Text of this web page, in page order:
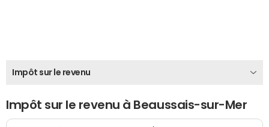
Impôt sur le revenu
Impôt sur le revenu à Beaussais-sur-Mer